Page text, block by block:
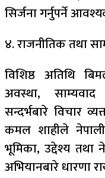
सिर्जना गर्नुपर्ने
४. राजनीतिक तथा
विशिष्ठ अतिथि
अवस्था,
सन्दर्भबारे विचार
कमल शाहीले
भूमिका, उद्देश्य तथा
अभियानबारे धारणा